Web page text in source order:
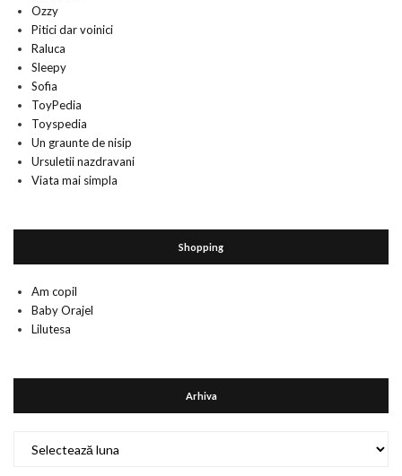
Ozzy
Pitici dar voinici
Raluca
Sleepy
Sofia
ToyPedia
Toyspedia
Un graunte de nisip
Ursuletii nazdravani
Viata mai simpla
Shopping
Am copil
Baby Orajel
Lilutesa
Arhiva